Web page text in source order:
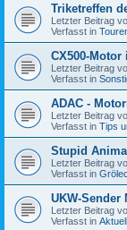
Triketreffen
Letzter Beitrag
Verfasst in
CX500-Motor
Letzter Beitrag
Verfasst in
ADAC -
Letzter Beitrag
Verfasst in Tips
Stupid
Letzter Beitrag
Verfasst in
UKW-Sender
Letzter Beitrag
Verfasst in